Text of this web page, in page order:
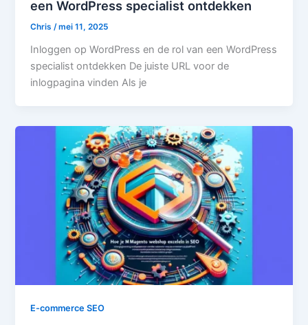
een WordPress specialist ontdekken
Chris/mei 11, 2025
Inloggen op WordPress en de rol van een WordPress
specialist ontdekken De juiste URL voor de
inlogpagina vinden Als je
E-commerce SEO